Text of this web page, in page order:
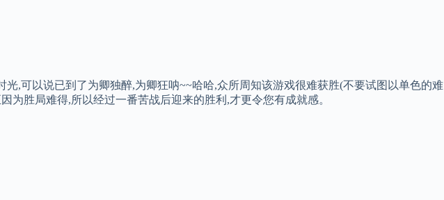
,可以说已到了为卿独醉,为卿狂呐~~哈哈,众所周知该游戏很难获胜(不要试图以单色的难
为胜局难得,所以经过一番苦战后迎来的胜利,才更令您有成就感。